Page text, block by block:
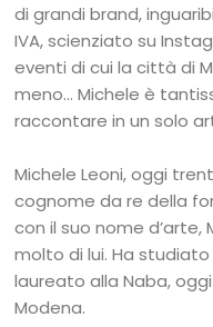
di grandi brand,
IVA, scienziato su
eventi di cui la città di
meno… Michele è
raccontare in un solo
Michele Leoni, oggi
cognome da re della
con il suo nome
molto di lui. Ha
laureato alla Naba,
Modena.